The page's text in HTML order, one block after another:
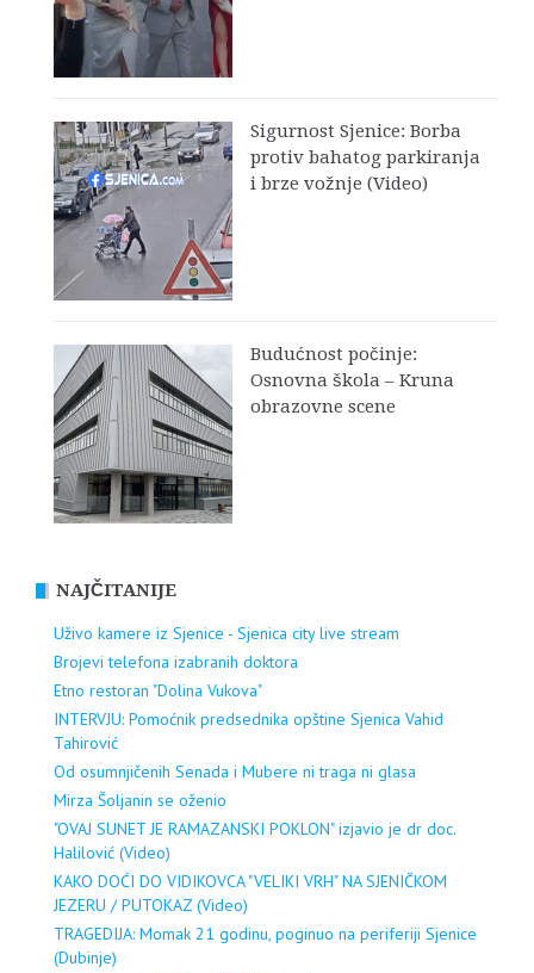
Sigurnost Sjenice: Borba
protiv bahatog parkiranja
i brze vožnje (Video)
Budućnost počinje:
Osnovna škola – Kruna
obrazovne scene
NAJČITANIJE
Uživo kamere iz Sjenice - Sjenica city live stream
Brojevi telefona izabranih doktora
Etno restoran "Dolina Vukova"
INTERVJU: Pomoćnik predsednika opštine Sjenica Vahid
Tahirović
Od osumnjičenih Senada i Mubere ni traga ni glasa
Mirza Šoljanin se oženio
"OVAJ SUNET JE RAMAZANSKI POKLON" izjavio je dr doc.
Halilović (Video)
KAKO DOĆI DO VIDIKOVCA "VELIKI VRH" NA SJENIČKOM
JEZERU / PUTOKAZ (Video)
TRAGEDIJA: Momak 21 godinu, poginuo na periferiji Sjenice
(Dubinje)